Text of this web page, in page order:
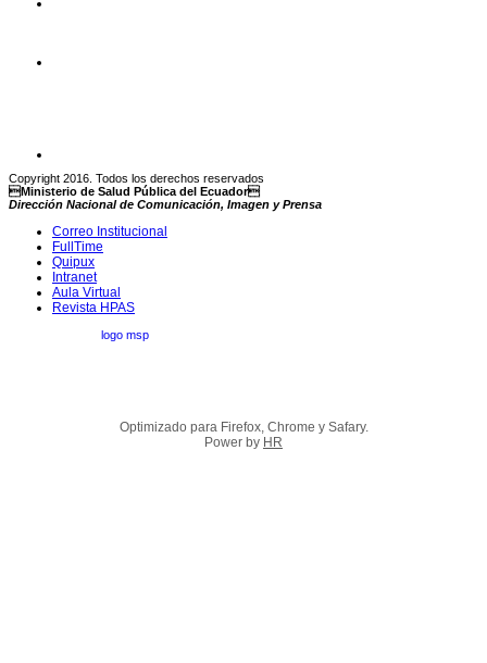
Copyright 2016. Todos los derechos reservados
Ministerio de Salud Pública del Ecuador
Dirección Nacional de Comunicación, Imagen y Prensa
Correo Institucional
FullTime
Quipux
Intranet
Aula Virtual
Revista HPAS
Optimizado para Firefox, Chrome y Safary.
Power by HR